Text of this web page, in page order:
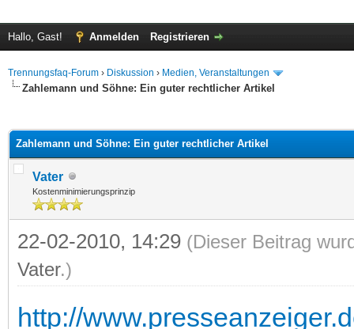
Hallo, Gast! Anmelden Registrieren
Trennungsfaq-Forum › Diskussion › Medien, Veranstaltungen
Zahlemann und Söhne: Ein guter rechtlicher Artikel
Zahlemann und Söhne: Ein guter rechtlicher Artikel
Vater
Kostenminimierungsprinzip
22-02-2010, 14:29 (Dieser Beitrag
Vater.)
http://